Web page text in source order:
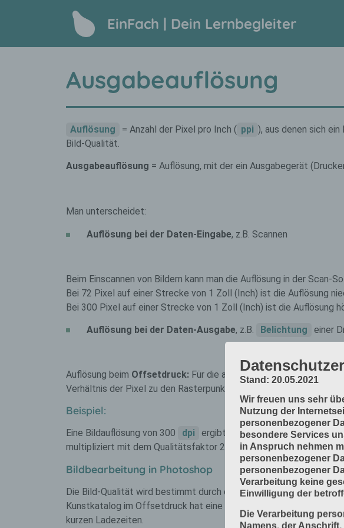
EinFach | Dein Lernbegleiter
Ausgabeauflösung
Auflösung = Anzahl der Pixel pro Inch ( ppi ), aus denen sich
Bild-Qualität.
Ausgabeauflösung = Auflösung, mit der ein Ausgabegerät
Man unterscheidet:
Auflösung bei der Daten-Eingabe, z.B. Scannen
Beim Einscannen von Bildern kann man die Auflösung in der Scan-
Bei 72 Pixel auf einer Strecke von 1 Zoll (Inch) ist die Auflösung
Bei 300 Pixel auf einer Strecke von 1 Zoll (Inch) ist die Auflösung
Auflösung bei der Daten-Ausgabe, z.B. Belichtung einer
Auflösung beim Offsetdruck: Für die autotypische Rasterung (=
Verhältnis der Pixel zu den Rasterpunkten 2 zu 1. Dieses
Beispiel:
Eine Bildauflösung von 300 dpi ergibt sich aus der Rasterweite
multipliziert mit dem Qualitätsfaktor 2.
Bildbearbeitung in Photoshop
Die Bild-Qualität wird bestimmt durch das Verhältnis von Bildgröße
Kunstkatalog im Offsetdruck hat eine andere Ausgabe-Auflösung
kurzen Ladezeiten.
Stand: 20.05.2021
Wir freuen uns sehr
Nutzung der
personenbezogener
besondere Services
in Anspruch nehmen
personenbezogener
personenbezogener
Verarbeitung keine
Einwilligung der
Die Verarbeitung
Namens, der